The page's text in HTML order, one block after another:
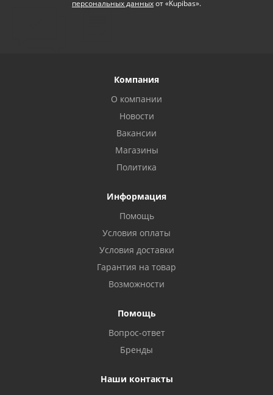
персональных данныхот «Kupibas».
Компания
О компании
Новости
Вакансии
Магазины
Политика
Информация
Помощь
Условия оплаты
Условия доставки
Гарантия на товар
Возможности
Помощь
Вопрос-ответ
Бренды
Наши контакты